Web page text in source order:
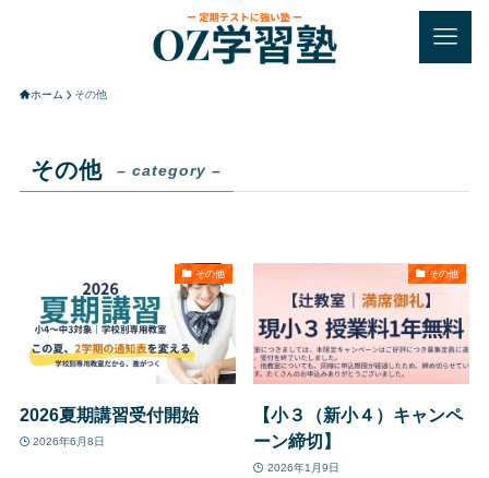
ホーム その他
その他 – category –
その他
2026夏期講習受付開始
2026年6月8日
その他
【小３（新小４）キャンペ
ーン締切】
2026年1月9日